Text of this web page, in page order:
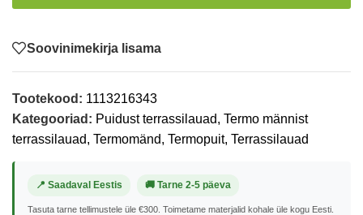
Soovinimekirja lisama
Tootekood: 1113216343
Kategooriad: Puidust terrassilauad, Termo männist
terrassilauad, Termomänd, Termopuit, Terrassilauad
📍 Saadaval Eestis 🚚 Tarne 2-5 päeva
Tasuta tarne tellimustele üle €300. Toimetame materjalid kohale üle kogu Eesti.